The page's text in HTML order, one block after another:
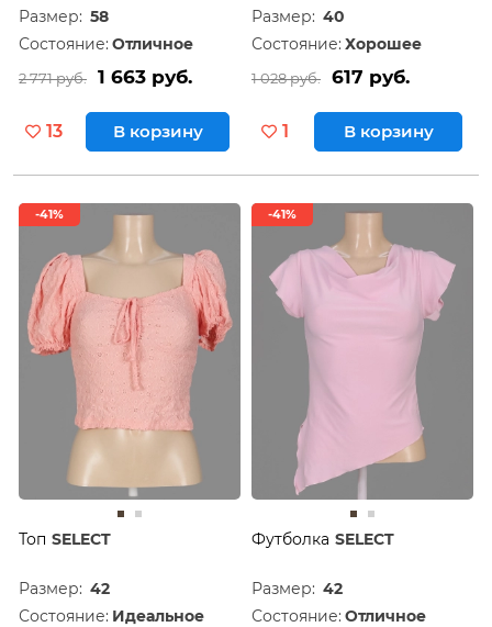
Размер: 58
Состояние: Отличное
2 771 руб. 1 663 руб.
13 В корзину
Размер: 40
Состояние: Хорошее
1 028 руб. 617 руб.
1 В корзину
-41%
Топ SELECT
Размер: 42
Состояние: Идеальное
-41%
Футболка SELECT
Размер: 42
Состояние: Отличное